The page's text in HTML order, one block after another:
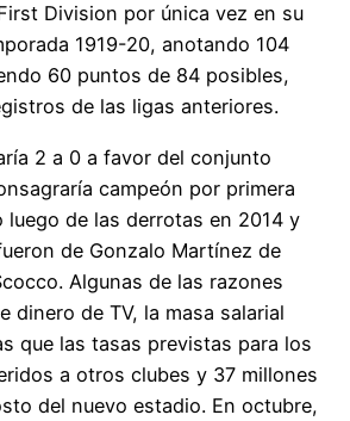
Division por única vez en su
1919-20, anotando 104
60 puntos de 84 posibles,
de las ligas anteriores.
2 a 0 a favor del conjunto
campeón por primera
luego de las derrotas en 2014 y
de Gonzalo Martínez de
Algunas de las razones
dinero de TV, la masa salarial
que las tasas previstas para los
a otros clubes y 37 millones
del nuevo estadio. En octubre,